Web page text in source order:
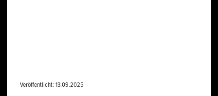
Veröffentlicht: 13.09.2025